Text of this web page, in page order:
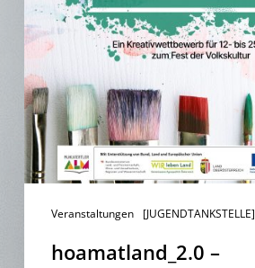
Veranstaltungen [JUGENDTANKSTELLE]
hoamatland_2.0 –